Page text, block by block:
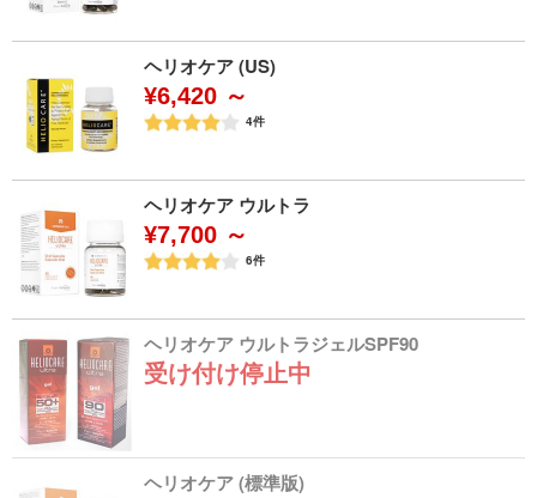
ヘリオケア (US)
¥6,420 ～
4件
ヘリオケア ウルトラ
¥7,700 ～
6件
ヘリオケア ウルトラジェルSPF90
受け付け停止中
ヘリオケア (標準版)